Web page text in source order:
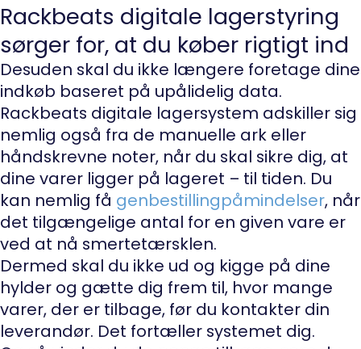
Rackbeats digitale lagerstyring
sørger for, at du køber rigtigt ind
Desuden skal du ikke længere foretage dine
indkøb baseret på upålidelig data.
Rackbeats digitale lagersystem adskiller sig
nemlig også fra de manuelle ark eller
håndskrevne noter, når du skal sikre dig, at
dine varer ligger på lageret – til tiden. Du
kan nemlig få genbestillingpåmindelser, når
det tilgængelige antal for en given vare er
ved at nå smertetærsklen.
Dermed skal du ikke ud og kigge på dine
hylder og gætte dig frem til, hvor mange
varer, der er tilbage, før du kontakter din
leverandør. Det fortæller systemet dig.